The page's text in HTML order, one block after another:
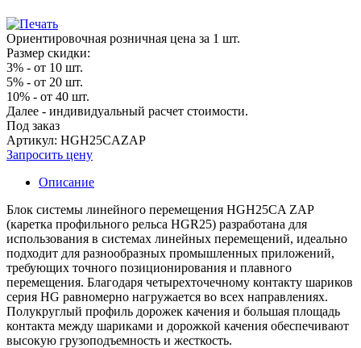
Ориентировочная розничная цена за 1 шт.
Размер скидки:
3% - от 10 шт.
5% - от 20 шт.
10% - от 40 шт.
Далее - индивидуальный расчет стоимости.
Под заказ
Артикул: HGH25CAZAP
Запросить цену
Описание
Блок системы линейного перемещения HGH25CA ZAP
(каретка профильного рельса HGR25) разработана для
использования в системах линейных перемещений, идеально
подходит для разнообразных промышленных приложений,
требующих точного позиционирования и плавного
перемещения. Благодаря четырехточечному контакту шариков
серия HG равномерно нагружается во всех направлениях.
Полукруглый профиль дорожек качения и большая площадь
контакта между шариками и дорожкой качения обеспечивают
высокую грузоподъемность и жесткость.